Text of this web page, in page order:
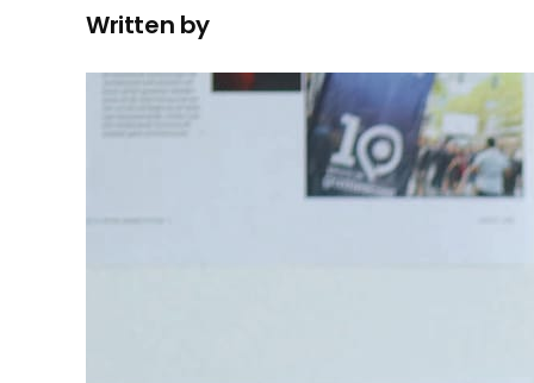
Written by